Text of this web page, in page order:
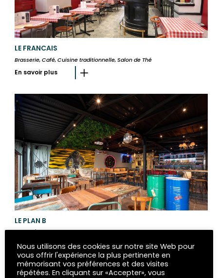
LE FRANCAIS
Brasserie, Café, Cuisine traditionnelle, Salon de Thé
En savoir plus
LE PLAN B
Bistrot / bar à vin, Café, Cuisine traditionnelle
En savoir plus
Nous utilisons des cookies sur notre site Web pour
vous offrir l'expérience la plus pertinente en
mémorisant vos préférences et des visites
répétées. En cliquant sur «Accepter», vous